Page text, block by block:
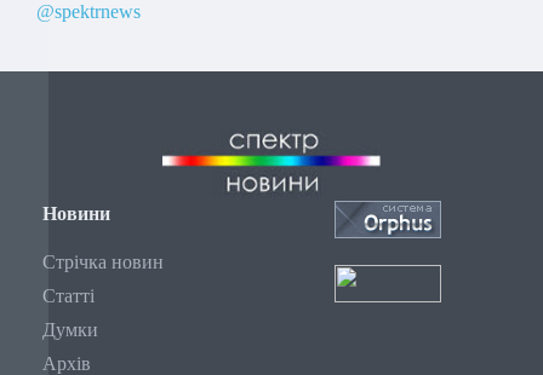
@spektrnews
Новини
Стрічка новин
Статті
Думки
Архів